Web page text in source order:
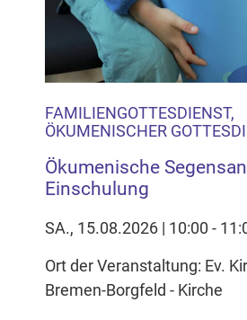
FAMILIENGOTTESDIENST,
ÖKUMENISCHER
Ökumenische
Einschulung
SA., 15.08.2026 | 10:00 -
Ort der Veranstaltung: Ev.
Bremen-Borgfeld - Kirche